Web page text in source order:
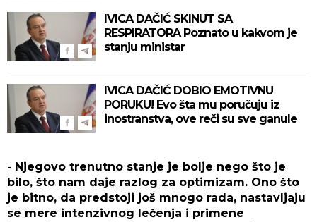
IVICA DAČIĆ SKINUT SA
RESPIRATORA Poznato u kakvom je
stanju ministar
IVICA DAČIĆ DOBIO EMOTIVNU
PORUKU! Evo šta mu poručuju iz
inostranstva, ove reči su sve ganule
- Njegovo trenutno stanje je bolje nego što je
bilo, što nam daje razlog za optimizam. Ono što
je bitno, da predstoji još mnogo rada, nastavljaju
se mere intenzivnog lečenja i primene